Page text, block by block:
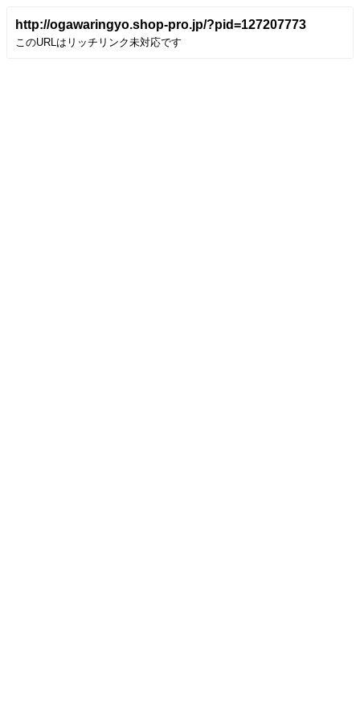
http://ogawaringyo.shop-pro.jp/?pid=127207773
このURLはリッチリンク未対応です